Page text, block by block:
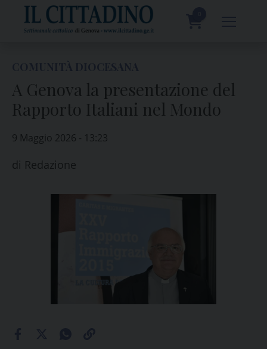
content
A Genova la presentazione del
Rapporto Italiani nel Mondo
9 Maggio 2026 - 13:23
di Redazione